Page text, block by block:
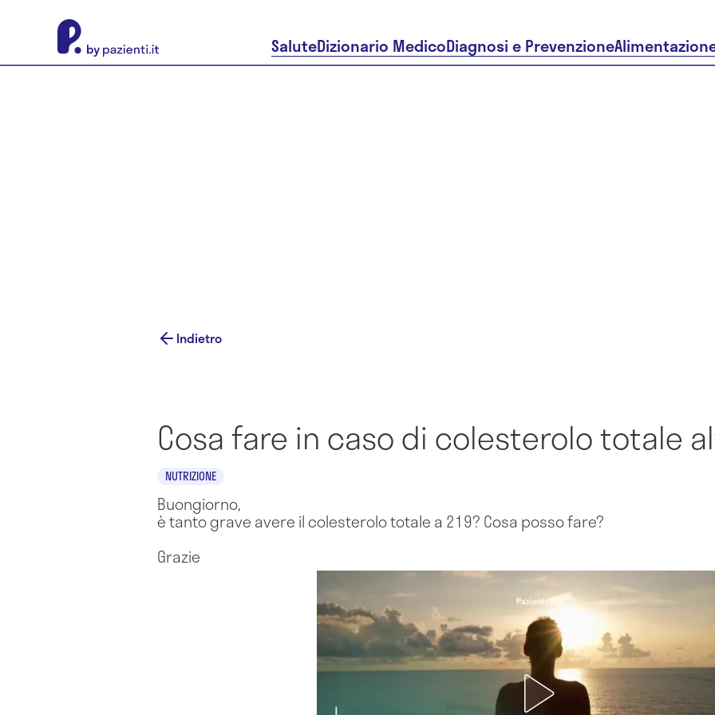
SaluteDizionario MedicoDiagnosi e Prevenzione
Indietro
Cosa fare in caso di colesterolo totale
NUTRIZIONE
Buongiorno,
è tanto grave avere il colesterolo totale a 219? Cosa posso fare?
Grazie